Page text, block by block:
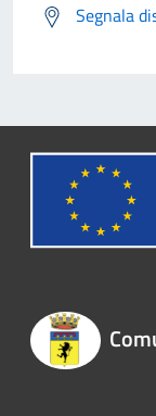
Segnala